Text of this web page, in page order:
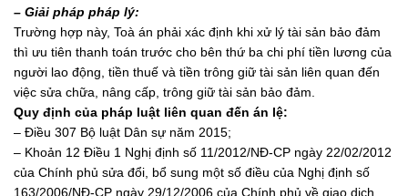
– Giải pháp pháp lý:
Trường hợp này, Toà án phải xác định khi xử lý tài sản bảo đảm
thì ưu tiên thanh toán trước cho bên thứ ba chi phí tiền lương của
người lao động, tiền thuế và tiền trông giữ tài sản liên quan đến
việc sửa chữa, nâng cấp, trông giữ tài sản bảo đảm.
Quy định của pháp luật liên quan đến án lệ:
– Điều 307 Bộ luật Dân sự năm 2015;
– Khoản 12 Điều 1 Nghị định số 11/2012/NĐ-CP ngày 22/02/2012
của Chính phủ sửa đổi, bổ sung một số điều của Nghị định số
163/2006/NĐ-CP ngày 29/12/2006 của Chính phủ về giao dịch